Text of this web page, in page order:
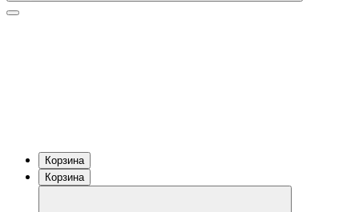
Корзина
Корзина